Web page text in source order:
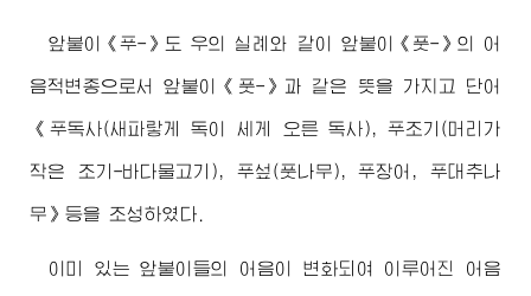
앞붙이《푸-》도 우의 실례와 같이 앞붙이《풋-》의 어
음적변종으로서 앞붙이《풋-》과 같은 뜻을 가지고 단어
《푸독사(새파랗게 독이 세게 오른 독사), 푸조기(머리가
작은 조기-바다물고기), 푸섶(풋나무), 푸장어, 푸대추나
무》등을 조성하였다.
이미 있는 앞붙이들의 어음이 변화되여 이루어진 어음